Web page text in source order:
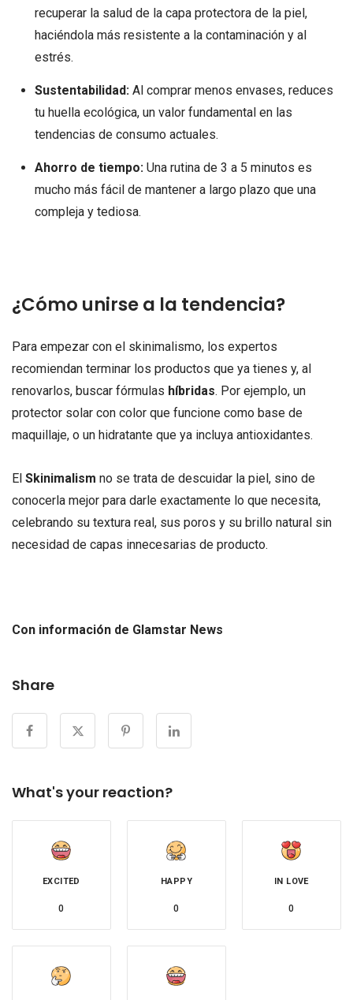
recuperar la salud de la capa protectora de la piel,
haciéndola más resistente a la contaminación y al
estrés.
Sustentabilidad:Al comprar menos envases, reduces
tu huella ecológica, un valor fundamental en las
tendencias de consumo actuales.
Ahorro de tiempo:Una rutina de 3 a 5 minutos es
mucho más fácil de mantener a largo plazo que una
compleja y tediosa.
¿Cómo unirse a la tendencia?
Para empezar con el skinimalismo, los expertos
recomiendan terminar los productos que ya tienes y, al
renovarlos, buscar fórmulas híbridas. Por ejemplo, un
protector solar con color que funcione como base de
maquillaje, o un hidratante que ya incluya antioxidantes.
El Skinimalism no se trata de descuidar la piel, sino de
conocerla mejor para darle exactamente lo que necesita,
celebrando su textura real, sus poros y su brillo natural sin
necesidad de capas innecesarias de producto.
Con información de Glamstar News
Share
What's your reaction?
EXCITED
0
HAPPY
0
IN LOVE
0